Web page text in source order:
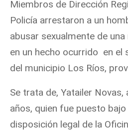
Miembros de Dirección
Policía arrestaron a un
abusar sexualmente de
en un hecho ocurrido en el
del municipio Los Ríos,
Se trata de, Yatailer
años, quien fue puesto
disposición legal de la